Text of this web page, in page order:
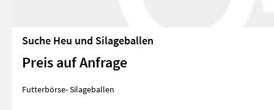
Suche Heu und Silageballen
Preis auf Anfrage
Futterbörse- Silageballen